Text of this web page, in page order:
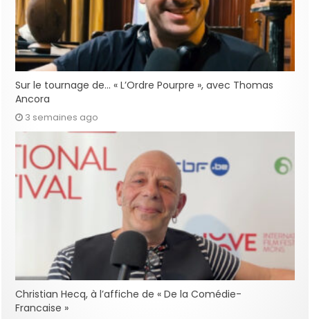
Sur le tournage de… « L’Ordre Pourpre », avec Thomas
Ancora
3 semaines ago
Christian Hecq, à l’affiche de « De la Comédie-
Francaise »